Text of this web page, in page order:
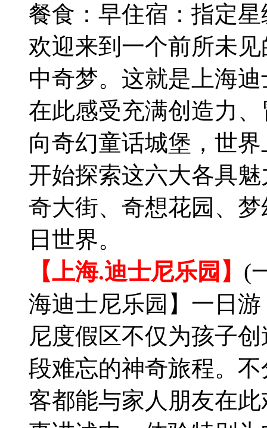
餐食：早住宿：指定
欢迎来到一个前所未
中奇梦。这就是上海
在此感受充满创造力
向奇幻童话城堡，世
开始探索这六大各具
奇大街、奇想花园、
日世界。
【上海.迪士尼乐园】 (
海迪士尼乐园】一日
尼度假区不仅为孩子
段难忘的神奇旅程。
客都能与家人朋友在